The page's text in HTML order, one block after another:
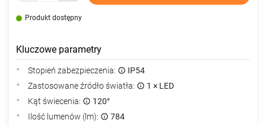
Produkt dostępny
Kluczowe parametry
Stopień zabezpieczenia:
IP54
Zastosowane źródło światła:
1 × LED
Kąt świecenia:
120°
Ilość lumenów (lm):
784